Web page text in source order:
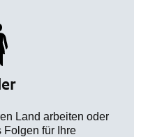
Land arbeiten oder
Folgen für Ihre